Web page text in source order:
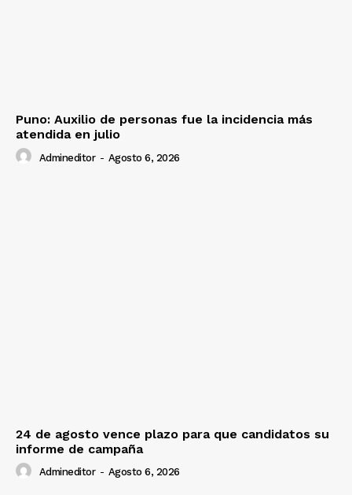
Puno: Auxilio de personas fue la incidencia más
atendida en julio
Admineditor - Agosto 6, 2026
24 de agosto vence plazo para que candidatos su
informe de campaña
Admineditor - Agosto 6, 2026